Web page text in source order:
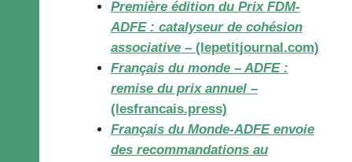
Première édition du Prix FDM-
ADFE : catalyseur de cohésion
associative– (lepetitjournal.com)
Français du monde – ADFE :
remise du prix annuel–
(lesfrancais.press)
Français du Monde-ADFE envoie
des recommandations au